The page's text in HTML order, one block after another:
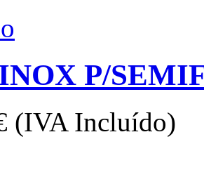
P/
(IVA Incluído)